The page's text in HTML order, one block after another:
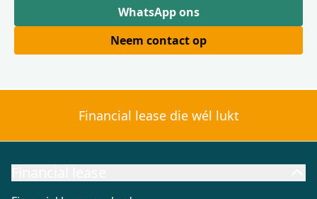
WhatsApp ons
Neem contact op
Financial lease die wél lukt